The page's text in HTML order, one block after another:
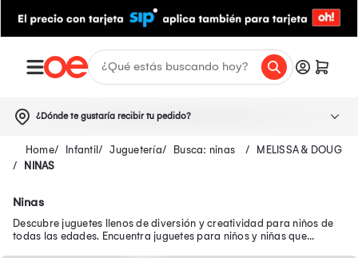
¿Dónde te gustaría recibir tu pedido?
Infantil Juguetería Busca: ninas
MELISSA & DOUG
NINAS
Ninas
Descubre juguetes llenos de diversión y creatividad para niños de
todas las edades. Encuentra juguetes para niños y niñas que